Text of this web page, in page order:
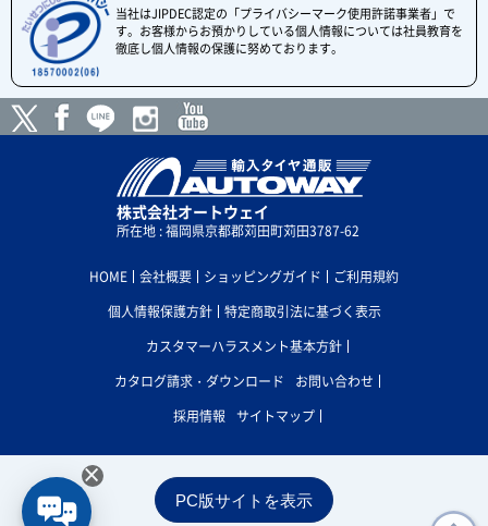
当社はJIPDEC認定の「プライバシーマーク使用許諾事業者」で
す。お客様からお預かりしている個人情報については社員教育を
徹底し個人情報の保護に努めております。
株式会社オートウェイ
所在地 : 福岡県京都郡苅田町苅田3787-62
HOME 会社概要 ショッピングガイド
ご利用規約
個人情報保護方針
特定商取引法に基づく表示
カスタマーハラスメント基本方針
カタログ請求・ダウンロード
お問い合わせ
採用情報
サイトマップ
PC版サイトを表示
×